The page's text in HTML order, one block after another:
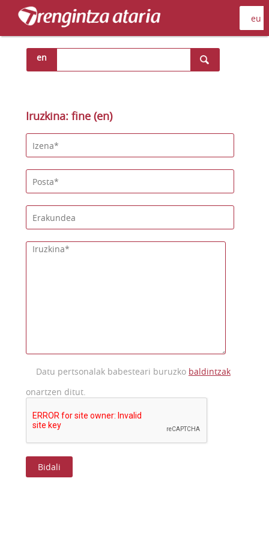
en
Iruzkina: fine (en)
Datu pertsonalak babesteari buruzko baldintzak
onartzen ditut.